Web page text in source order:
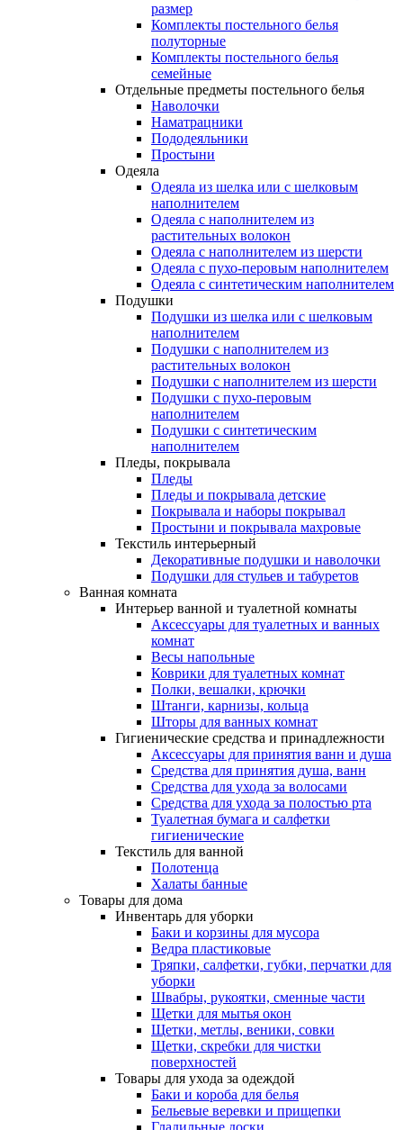
размер
Комплекты постельного белья
полуторные
Комплекты постельного белья
семейные
Отдельные предметы постельного белья
Наволочки
Наматрацники
Пододеяльники
Простыни
Одеяла
Одеяла из шелка или с шелковым
наполнителем
Одеяла с наполнителем из
растительных волокон
Одеяла с наполнителем из шерсти
Одеяла с пухо-перовым наполнителем
Одеяла с синтетическим наполнителем
Подушки
Подушки из шелка или с шелковым
наполнителем
Подушки с наполнителем из
растительных волокон
Подушки с наполнителем из шерсти
Подушки с пухо-перовым
наполнителем
Подушки с синтетическим
наполнителем
Пледы, покрывала
Пледы
Пледы и покрывала детские
Покрывала и наборы покрывал
Простыни и покрывала махровые
Текстиль интерьерный
Декоративные подушки и наволочки
Подушки для стульев и табуретов
Ванная комната
Интерьер ванной и туалетной комнаты
Аксессуары для туалетных и ванных
комнат
Весы напольные
Коврики для туалетных комнат
Полки, вешалки, крючки
Штанги, карнизы, кольца
Шторы для ванных комнат
Гигиенические средства и принадлежности
Аксессуары для принятия ванн и душа
Средства для принятия душа, ванн
Средства для ухода за волосами
Средства для ухода за полостью рта
Туалетная бумага и салфетки
гигиенические
Текстиль для ванной
Полотенца
Халаты банные
Товары для дома
Инвентарь для уборки
Баки и корзины для мусора
Ведра пластиковые
Тряпки, салфетки, губки, перчатки для
уборки
Швабры, рукоятки, сменные части
Щетки для мытья окон
Щетки, метлы, веники, совки
Щетки, скребки для чистки
поверхностей
Товары для ухода за одеждой
Баки и короба для белья
Бельевые веревки и прищепки
Гладильные доски